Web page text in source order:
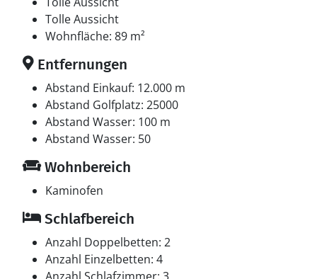
Multimedien
In der Ferienunterkunft gibt es einen Fernseher. Radio.
Stereoanlage. CD-Player. Mindestens 4 dänische
Fernsehsender. 1-3 schwedische Fernsehsender. 1-3
norwegische Fernsehsender. Mindestens 4 deutsche
Fernsehsender. Es steht kabellose Internetverbindung
zur Verfügung.
Tolle Aussicht
Wohnfläche: 89 m²
Entfernungen
Abstand Einkauf: 12.000 m
Abstand Golfplatz: 25000
Abstand Wasser: 100 m
Abstand Wasser: 50
Wohnbereich
Kaminofen
Schlafbereich
Anzahl Doppelbetten: 2
Anzahl Einzelbetten: 4